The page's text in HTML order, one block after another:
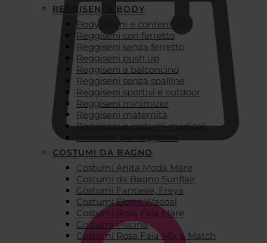
REGGISENI E BODY
Body intimi e contenitivi
Reggiseni con ferretto
Reggiseni senza ferretto
Reggiseni push up
Reggiseni a balconcino
Reggiseni senza spalline
Reggiseni sportivi e outdoor
Reggiseni minimizer
Reggiseni maternità
Reggiseni e costumi medicali
Accessori per reggiseni
COSTUMI DA BAGNO
Costumi Anita Moda Mare
Costumi da Bagno Sunflair
Costumi Fantasie, Freya
Costumi Elomi Wacoal
Costumi Rosa Faia Mare
Costumi Piscina
Costumi Rosa Faia Mix & Match